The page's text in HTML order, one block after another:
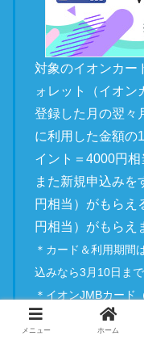
対象のイオンカー
ォレット（イオン
登録した月の翌々
に利用した金額の
イント＝4000円相
また新規申込みを
円相当）がもらえ
円相当）がもらえ
＊カード＆利用期間
込みなら3月10日まで
＊イオンJMBカード
イル
メニュー ホーム